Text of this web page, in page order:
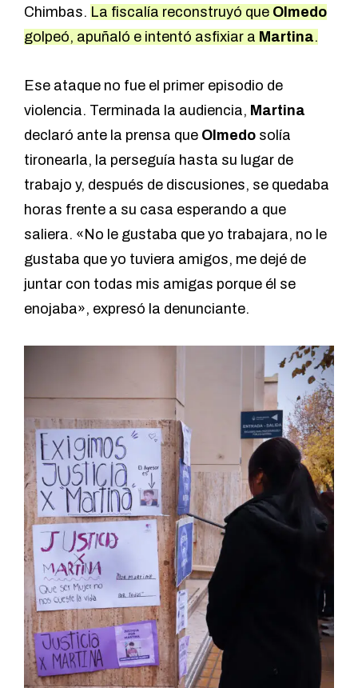
Chimbas. La fiscalía reconstruyó que Olmedo
golpeó, apuñaló e intentó asfixiar a Martina.
Ese ataque no fue el primer episodio de
violencia. Terminada la audiencia, Martina
declaró ante la prensa que Olmedo solía
tironearla, la perseguía hasta su lugar de
trabajo y, después de discusiones, se quedaba
horas frente a su casa esperando a que
saliera. «No le gustaba que yo trabajara, no le
gustaba que yo tuviera amigos, me dejé de
juntar con todas mis amigas porque él se
enojaba», expresó la denunciante.